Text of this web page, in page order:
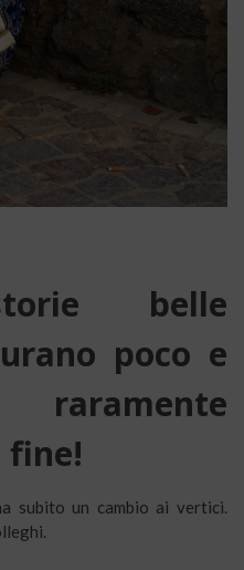
belle
poco e
fine!
subito un cambio ai vertici.